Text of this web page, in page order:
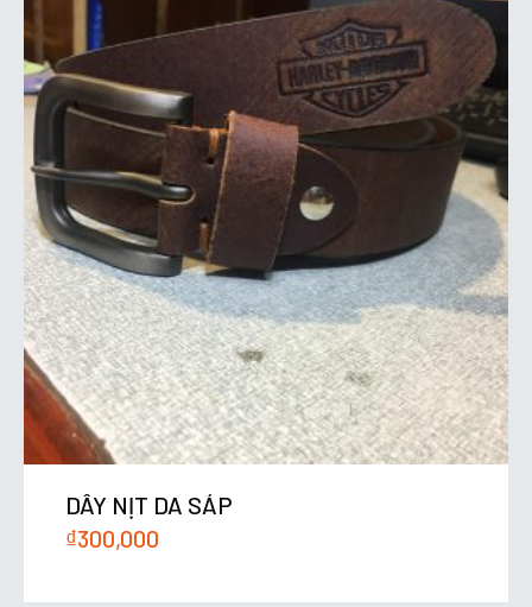
DÂY NỊT DA SÁP
₫300,000